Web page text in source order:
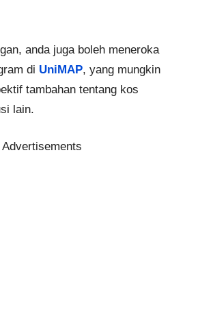
anda juga boleh meneroka
di UniMAP, yang mungkin
tambahan tentang kos
lain.
Advertisements